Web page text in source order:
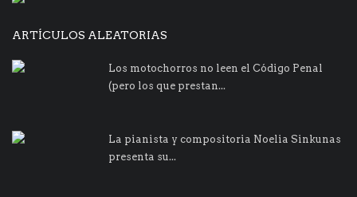
ARTÍCULOS ALEATORIAS
Los motochorros no leen el Código Penal
(pero los que prestan...
La pianista y compositoria Noelia Sinkunas
presenta su...